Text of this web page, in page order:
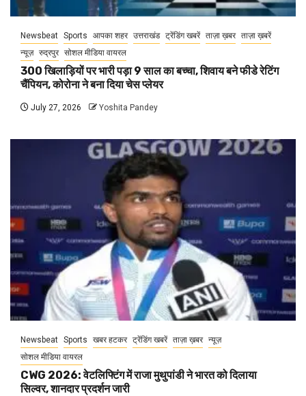
Newsbeat Sports आपका शहर उत्तराखंड ट्रेंडिंग खबरें ताज़ा ख़बर ताज़ा ख़बरें
न्यूज़ रुद्रपुर सोशल मीडिया वायरल
300 खिलाड़ियों पर भारी पड़ा 9 साल का बच्चा, शिवाय बने फीडे रेटिंग
चैंपियन, कोरोना ने बना दिया चेस प्लेयर
July 27, 2026 Yoshita Pandey
Newsbeat Sports खबर हटकर ट्रेंडिंग खबरें ताज़ा ख़बर न्यूज़
सोशल मीडिया वायरल
CWG 2026: वेटलिफ्टिंग में राजा मुथुपांडी ने भारत को दिलाया
सिल्वर, शानदार प्रदर्शन जारी